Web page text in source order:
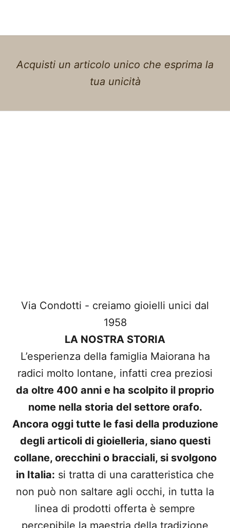
Acquisti un articolo unico che esprima la
tua unicità
Via Condotti - creiamo gioielli unici dal
1958
LA NOSTRA STORIA
L’esperienza della famiglia Maiorana ha
radici molto lontane, infatti crea preziosi
da oltre 400 anni e ha scolpito il proprio
nome nella storia del settore orafo.
Ancora oggi tutte le fasi della produzione
degli articoli di gioielleria, siano questi
collane, orecchini o bracciali, si svolgono
in Italia: si tratta di una caratteristica che
non può non saltare agli occhi, in tutta la
linea di prodotti offerta è sempre
percepibile la maestria della tradizione